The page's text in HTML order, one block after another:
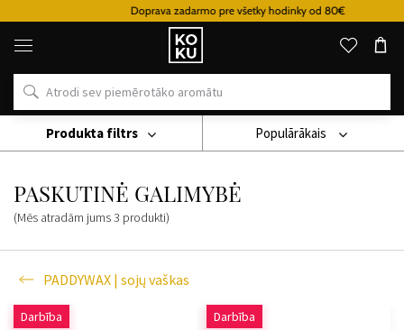
Doprava zadarmo pre všetky hodinky od 80€
Oriģinālie
parfimērijas
izstrādājumi
un
pulksteņi
vietā
Žvakės
PADDYWAX | Sojų Vaškas PASKUTINĖ GALIMYBĖ
PASKUTINĖ GALIMYBĖ
(Mēs atradām jums3 produkti)
Populārākais
PADDYWAX | sojų vaškas
Produkta filtrs
Darbība Darbība